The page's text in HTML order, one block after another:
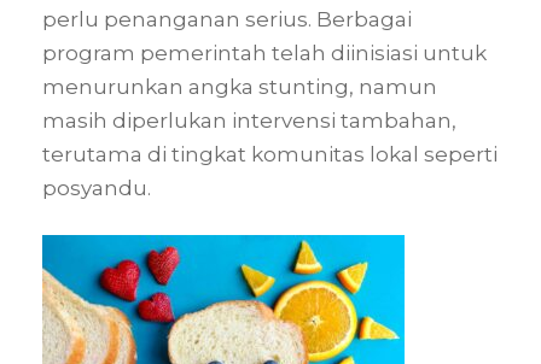
perlu penanganan serius. Berbagai
program pemerintah telah diinisiasi untuk
menurunkan angka stunting, namun
masih diperlukan intervensi tambahan,
terutama di tingkat komunitas lokal seperti
posyandu.